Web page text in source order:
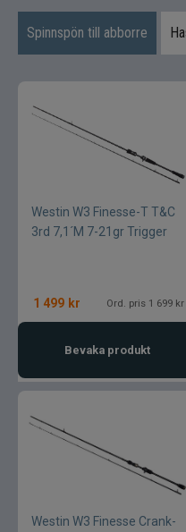
Spinnspön till abborre
Westin W3 Finesse-T T&C
3rd 7,1´M 7-21gr Trigger
1 499 kr Ord. pris 1 699 kr
Bevaka produkt
Westin W3 Finesse Crank-